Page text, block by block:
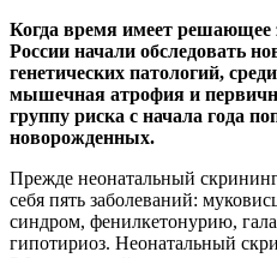
Когда время имеет решающее
России начали обследовать
генетических патологий,
мышечная атрофия и
группу риска с начала года
новорожденных.
Прежде неонатальный
себя пять заболеваний:
синдром, фенилкетонурию,
гипотириоз. Неонатальный